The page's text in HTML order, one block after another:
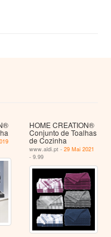
HOME CREATION®
Conjunto de Toalhas
de Cozinha
www.aldi.pt -29 Mai 2021
- 9.99